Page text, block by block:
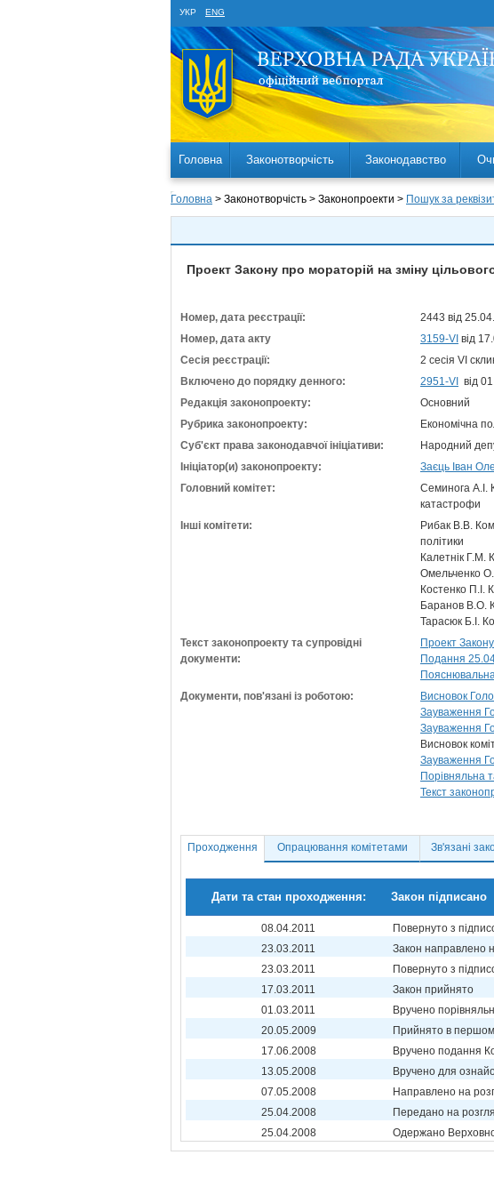
УКР ENG
Головна Законотворчість Законодавство
Головна > Законотворчість > Законопроекти > Пошук за
Проект Закону про мораторій на зміну
Номер, дата реєстрації:
2443 від
Номер, дата акту
3159-VI від
Сесія реєстрації:
2 сесія VI
Включено до порядку денного:
2951-VI
від
Редакція законопроекту:
Основний
Рубрика законопроекту:
Економічна
Суб'єкт права законодавчої ініціативи:
Народний
Ініціатор(и) законопроекту:
Заєць Іван
Головний комітет:
Семинога А.І.
катастрофи
Інші комітети:
Рибак В.В.
політики
Калетнік Г.М.
Омельченко
Костенко П.І.
Баранов В.О.
Тарасюк Б.І.
Текст законопроекту та супровідні
документи:
Проект
Подання
Документи, пов'язані із роботою:
Висновок
Зауваження
Зауваження
Висновок
Зауваження
Порівняльна
Текст
Проходження Опрацювання комітетами Зв'язані
Дати та стан проходження: Закон підписано
08.04.2011
Повернуто з
23.03.2011
Закон направлено
23.03.2011
Повернуто з
17.03.2011
Закон прийнято
01.03.2011
Вручено
20.05.2009
Прийнято в
17.06.2008
Вручено подання
13.05.2008
Вручено для
07.05.2008
Направлено на
25.04.2008
Передано на
25.04.2008
Одержано